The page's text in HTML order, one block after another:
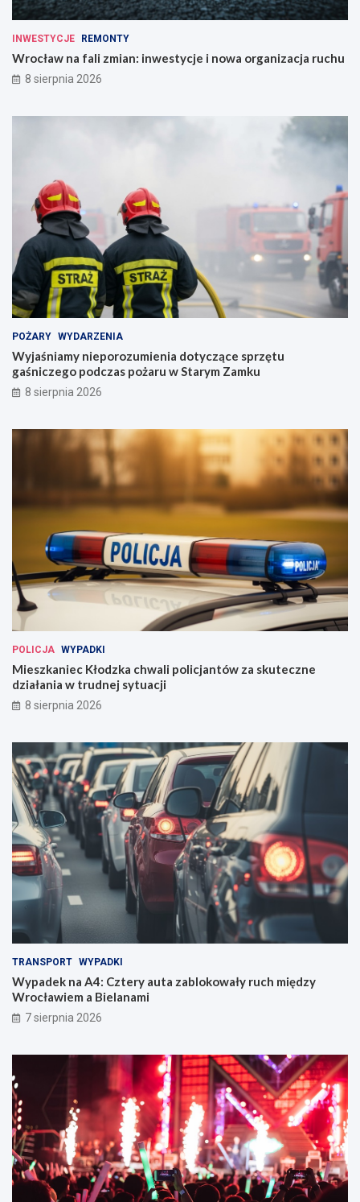
INWESTYCJE REMONTY
Wrocław na fali zmian: inwestycje i nowa organizacja ruchu
8 sierpnia 2026
POŻARY WYDARZENIA
Wyjaśniamy nieporozumienia dotyczące sprzętu
gaśniczego podczas pożaru w Starym Zamku
8 sierpnia 2026
POLICJA WYPADKI
Mieszkaniec Kłodzka chwali policjantów za skuteczne
działania w trudnej sytuacji
8 sierpnia 2026
TRANSPORT WYPADKI
Wypadek na A4: Cztery auta zablokowały ruch między
Wrocławiem a Bielanami
7 sierpnia 2026